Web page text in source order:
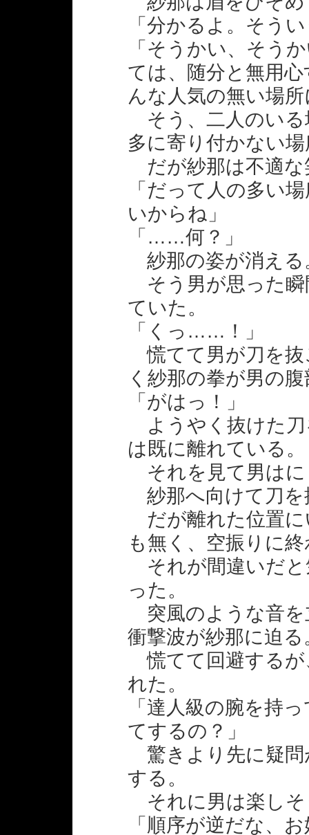
「分かるよ。そう
「そうかい、そう
ては、随分と無用
んな人気の無い場
そう、二人のいる
多に寄り付かない
だが紗那は不適な
「だって人の多い
いからね」
「……何？」
紗那の姿が消える
そう男が思った瞬
ていた。
「くっ……！」
慌てて男が刀を抜
く紗那の拳が男の
「がはっ！」
ようやく抜けた刀
は既に離れている。
それを見て男はに
紗那へ向けて刀を
だが離れた位置に
も無く、空振りに
それが間違いだと
った。
突風のような音を
衝撃波が紗那に迫る
慌てて回避するが
れた。
「達人級の腕を持
てするの？」
驚きより先に疑問
する。
それに男は楽しそ
「順序が逆だな、